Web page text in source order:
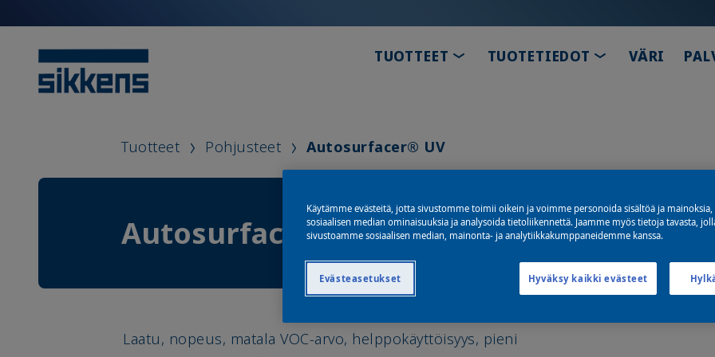
TUOTTEET TOGGLE DROPDOWN
TUOTETIEDOT TOGGLE
VÄRI
Tuotteet Pohjusteet Autosurfacer® UV
Autosurfacer® UV
Laatu, nopeus, matala VOC-arvo, helppokäyttöisyys, pieni
Käytämme evästeitä, jotta sivustomme toimii oikein ja voimme personoida sisältöä ja
sosiaalisen median ominaisuuksia ja analysoida tietoliikennettä. Jaamme myös tietoja tavasta,
sivustoamme sosiaalisen median, mainonta- ja analytiikkakumppaneidemme kanssa.
Evästeasetukset Hyväksy kaikki evästeet